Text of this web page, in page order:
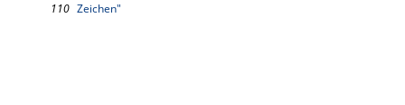
110 Zeichen"